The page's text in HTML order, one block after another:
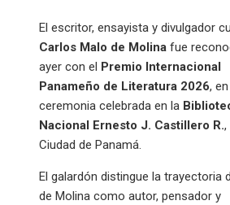
El escritor, ensayista y divulgador
Carlos Malo de Molina fue
ayer con el
Premio Internacional
Panameño de Literatura 2026,
ceremonia celebrada en la
Nacional Ernesto J. Castillero R.,
Ciudad de Panamá.
El galardón distingue la trayectoria
de Molina como autor, pensador y